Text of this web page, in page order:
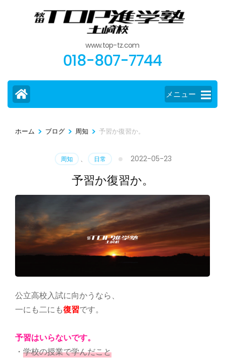
www.top-tz.com
018-807-7744
メニュー
ホーム > ブログ > 周知 > 予習か復習か。
周知 、 日常 2022-05-23
予習か復習か。
公立高校入試に向かうなら、
一にも二にも復習です。
予習はいらないです。
・ 学校の授業で学んだこと